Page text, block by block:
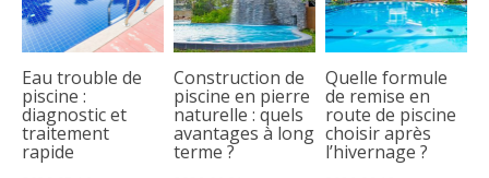
Eau trouble de
piscine :
diagnostic et
traitement
rapide
Construction de
piscine en pierre
naturelle : quels
avantages à long
terme ?
Quelle formule
de remise en
route de piscine
choisir après
l’hivernage ?